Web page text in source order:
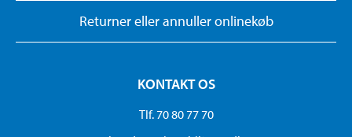
Returner eller annuller onlinekøb
KONTAKT OS
Tlf. 70 80 77 70